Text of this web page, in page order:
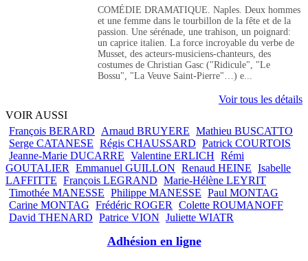
COMÉDIE DRAMATIQUE. Naples. Deux hommes
et une femme dans le tourbillon de la fête et de la
passion. Une sérénade, une trahison, un poignard:
un caprice italien. La force incroyable du verbe de
Musset, des acteurs-musiciens-chanteurs, des
costumes de Christian Gasc ("Ridicule", "Le
Bossu", "La Veuve Saint-Pierre"…) e...
Voir tous les détails
VOIR AUSSI
François BERARD
Arnaud BRUYERE Mathieu BUSCATTO
Serge CATANESE Régis CHAUSSARD Patrick COURTOIS
Jeanne-Marie DUCARRE Valentine ERLICH Rémi
GOUTALIER
Emmanuel GUILLON Renaud HEINE Isabelle
LAFFITTE François LEGRAND Marie-Hélène LEYRIT
Timothée MANESSE Philippe MANESSE Paul MONTAG
Carine MONTAG Frédéric ROGER
Colette ROUMANOFF
David THENARD Patrice VION Juliette WIATR
Adhésion en ligne